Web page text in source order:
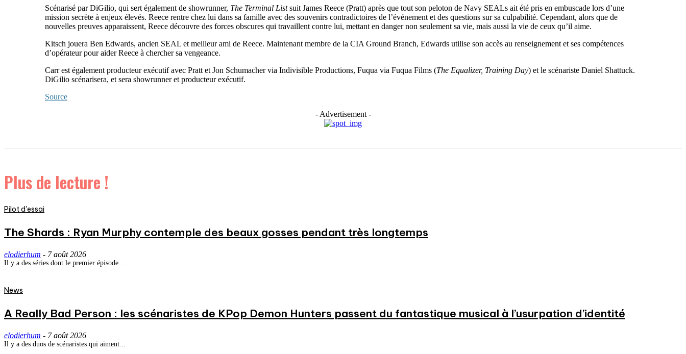
Scénarisé par DiGilio, qui sert également de showrunner, The Terminal Listsuit James Reece (Pratt) après que tout son peloton de Navy SEALs ait été pris en embuscade lors d’une
mission secrète à enjeux élevés. Reece rentre chez lui dans sa famille avec des souvenirs contradictoires de l’événement et des questions sur sa culpabilité. Cependant, alors que de
nouvelles preuves apparaissent, Reece découvre des forces obscures qui travaillent contre lui, mettant en danger non seulement sa vie, mais aussi la vie de ceux qu’il aime.
Kitsch jouera Ben Edwards, ancien SEAL et meilleur ami de Reece. Maintenant membre de la CIA Ground Branch, Edwards utilise son accès au renseignement et ses compétences
d’opérateur pour aider Reece à chercher sa vengeance.
Carr est également producteur exécutif avec Pratt et Jon Schumacher via Indivisible Productions, Fuqua via Fuqua Films (The Equalizer, Training Day) et le scénariste Daniel Shattuck.
DiGilio scénarisera, et sera showrunner et producteur exécutif.
Source
- Advertisement -
Plus de lecture !
Pilot d'essai
The Shards : Ryan Murphy contemple des beaux gosses pendant très longtemps
elodierhum - 7 août 2026
Il y a des séries dont le premier épisode...
News
A Really Bad Person : les scénaristes de KPop Demon Hunters passent du fantastique musical à l’usurpation d’identité
elodierhum - 7 août 2026
Il y a des duos de scénaristes qui aiment...